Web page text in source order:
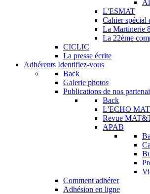
L'ESMAT
Cahier spécial
La Martinerie
La 22ème
CICLIC
La presse écrite
Adhérents Identifiez-vous
Back
Galerie photos
Publications de nos
Back
L'ECHO
Revue
APAB
Comment adhérer
Adhésion en ligne